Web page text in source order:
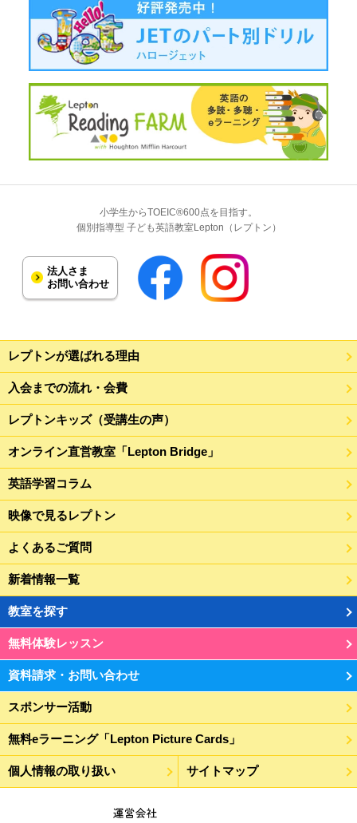
小学生からTOEIC®600点を目指す。
個別指導型 子ども英語教室Lepton（レプトン）
法人さま
お問い合わせ
レプトンが選ばれる理由
入会までの流れ・会費
レプトンキッズ（受講生の声）
オンライン直営教室「Lepton Bridge」
英語学習コラム
映像で見るレプトン
よくあるご質問
新着情報一覧
教室を探す
無料体験レッスン
資料請求・お問い合わせ
スポンサー活動
無料eラーニング「Lepton Picture Cards」
個人情報の取り扱い サイトマップ